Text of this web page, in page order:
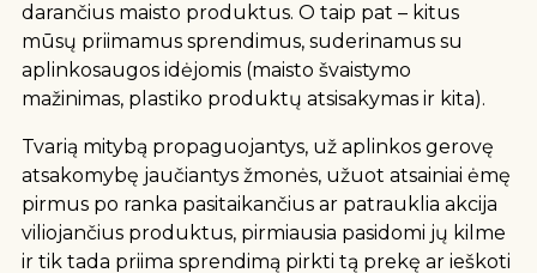
darančius maisto produktus. O taip pat – kitus
mūsų priimamus sprendimus, suderinamus su
aplinkosaugos idėjomis (maisto švaistymo
mažinimas, plastiko produktų atsisakymas ir kita).
Tvarią mitybą propaguojantys, už aplinkos gerovę
atsakomybę jaučiantys žmonės, užuot atsainiai ėmę
pirmus po ranka pasitaikančius ar patrauklia akcija
viliojančius produktus, pirmiausia pasidomi jų kilme
ir tik tada priima sprendimą pirkti tą prekę ar ieškoti